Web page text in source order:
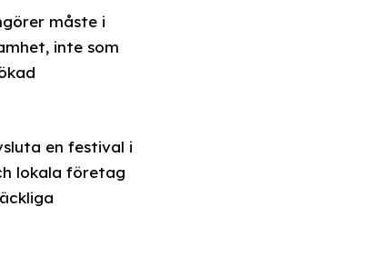
måste i
inte som
en festival i
lokala företag